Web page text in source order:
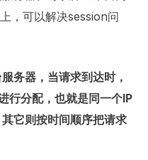
，可以解决session问
务器，当请求到达时，
行分配，也就是同一个IP
它则按时间顺序把请求